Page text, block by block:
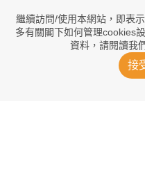
繼續訪問/使用本網站，即表
多有關閣下如何管理cookies
資料，請閱讀我
接
所謂
2026/08/05
卡馬夏
2026/08/